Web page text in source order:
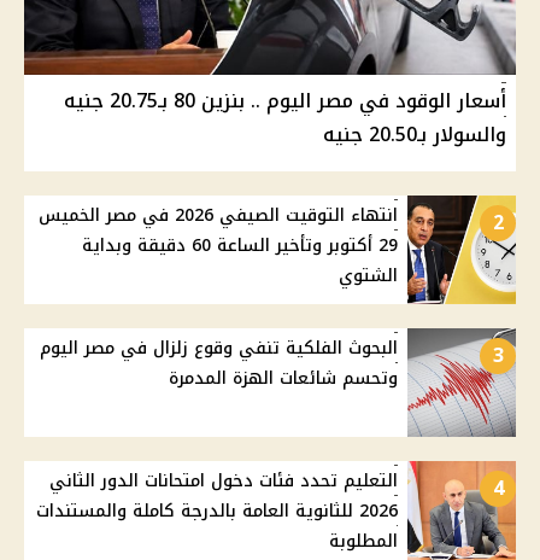
أسعار الوقود في مصر اليوم .. بنزين 80 بـ20.75 جنيه
والسولار بـ20.50 جنيه
2
انتهاء التوقيت الصيفي 2026 في مصر الخميس
29 أكتوبر وتأخير الساعة 60 دقيقة وبداية
الشتوي
3
البحوث الفلكية تنفي وقوع زلزال في مصر اليوم
وتحسم شائعات الهزة المدمرة
4
التعليم تحدد فئات دخول امتحانات الدور الثاني
2026 للثانوية العامة بالدرجة كاملة والمستندات
المطلوبة